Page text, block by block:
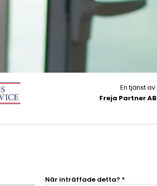
En tjänst av:
Freja Partner AB
När inträffade detta? *